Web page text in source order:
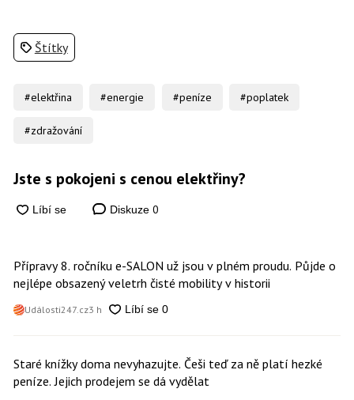
Štítky
#elektřina #energie #peníze #poplatek
#zdražování
Jste s pokojeni s cenou elektřiny?
Diskuze 0
Přípravy 8. ročníku e-SALON už jsou v plném proudu. Půjde o
nejlépe obsazený veletrh čisté mobility v historii
Události247.cz3 h
Staré knížky doma nevyhazujte. Češi teď za ně platí hezké
peníze. Jejich prodejem se dá vydělat